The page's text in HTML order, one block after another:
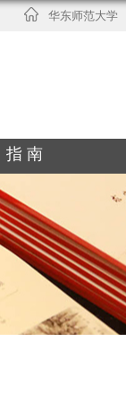
华东师范大学
指 南